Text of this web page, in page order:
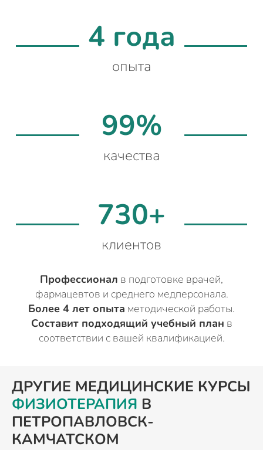
4 года
опыта
99%
качества
730+
клиентов
Профессионал в подготовке врачей,
фармацевтов и среднего медперсонала.
Более 4 лет опыта методической работы.
Составит подходящий учебный план в
соответствии с вашей квалификацией.
ДРУГИЕ МЕДИЦИНСКИЕ КУРСЫ
ФИЗИОТЕРАПИЯ В
ПЕТРОПАВЛОВСК-
КАМЧАТСКОМ